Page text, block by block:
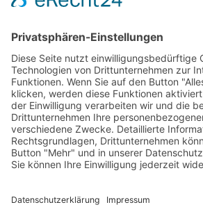
Versandpartner
Zahlung und
Öffnungszeiten
Verfügbarkeit
Größenrechner
Datenschutz
Fernabsatz